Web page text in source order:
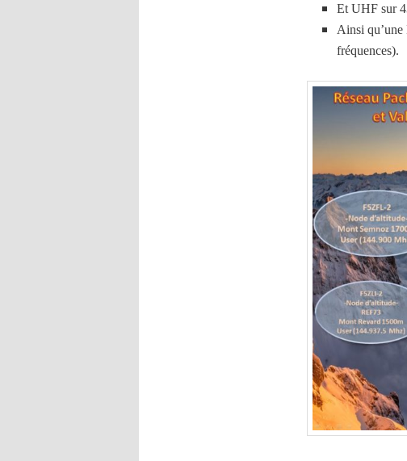
Et UHF sur
Ainsi
fréquences).